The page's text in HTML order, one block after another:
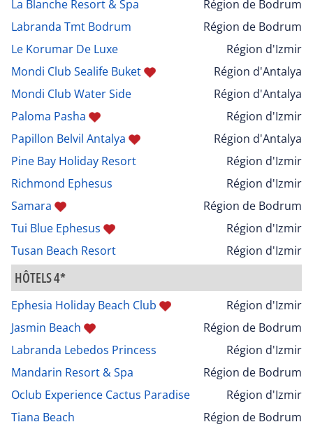
La Blanche Resort & Spa
Région de Bodrum
Labranda Tmt Bodrum
Région de Bodrum
Le Korumar De Luxe
Région d'Izmir
Mondi Club Sealife Buket
Région d'Antalya
Mondi Club Water Side
Région d'Antalya
Paloma Pasha
Région d'Izmir
Papillon Belvil Antalya
Région d'Antalya
Pine Bay Holiday Resort
Région d'Izmir
Richmond Ephesus
Région d'Izmir
Samara
Région de Bodrum
Tui Blue Ephesus
Région d'Izmir
Tusan Beach Resort
Région d'Izmir
HÔTELS 4*
Ephesia Holiday Beach Club
Région d'Izmir
Jasmin Beach
Région de Bodrum
Labranda Lebedos Princess
Région d'Izmir
Mandarin Resort & Spa
Région de Bodrum
Oclub Experience Cactus Paradise
Région d'Izmir
Tiana Beach
Région de Bodrum